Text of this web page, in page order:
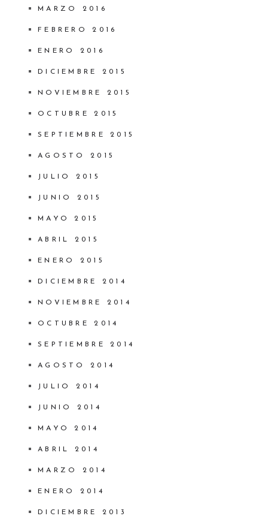
MARZO 2016
FEBRERO 2016
ENERO 2016
DICIEMBRE 2015
NOVIEMBRE 2015
OCTUBRE 2015
SEPTIEMBRE 2015
AGOSTO 2015
JULIO 2015
JUNIO 2015
MAYO 2015
ABRIL 2015
ENERO 2015
DICIEMBRE 2014
NOVIEMBRE 2014
OCTUBRE 2014
SEPTIEMBRE 2014
AGOSTO 2014
JULIO 2014
JUNIO 2014
MAYO 2014
ABRIL 2014
MARZO 2014
ENERO 2014
DICIEMBRE 2013